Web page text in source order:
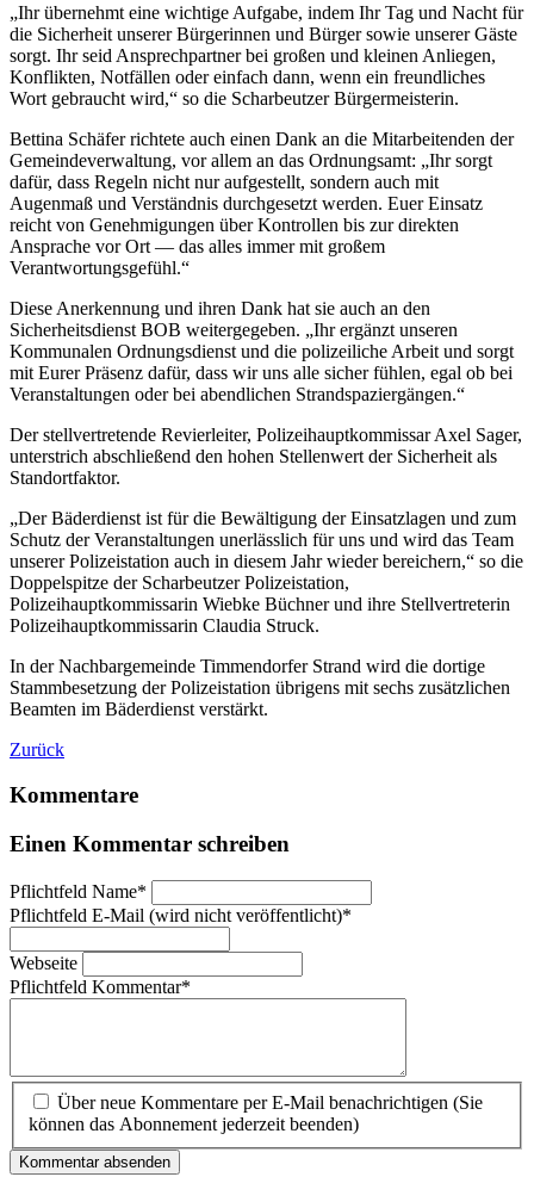
„Ihr übernehmt eine wichtige Aufgabe, indem Ihr Tag und Nacht für
die Sicherheit unserer Bürgerinnen und Bürger sowie unserer Gäste
sorgt. Ihr seid Ansprechpartner bei großen und kleinen Anliegen,
Konflikten, Notfällen oder einfach dann, wenn ein freundliches
Wort gebraucht wird,“ so die Scharbeutzer Bürgermeisterin.
Bettina Schäfer richtete auch einen Dank an die Mitarbeitenden der
Gemeindeverwaltung, vor allem an das Ordnungsamt: „Ihr sorgt
dafür, dass Regeln nicht nur aufgestellt, sondern auch mit
Augenmaß und Verständnis durchgesetzt werden. Euer Einsatz
reicht von Genehmigungen über Kontrollen bis zur direkten
Ansprache vor Ort — das alles immer mit großem
Verantwortungsgefühl.“
Diese Anerkennung und ihren Dank hat sie auch an den
Sicherheitsdienst BOB weitergegeben. „Ihr ergänzt unseren
Kommunalen Ordnungsdienst und die polizeiliche Arbeit und sorgt
mit Eurer Präsenz dafür, dass wir uns alle sicher fühlen, egal ob bei
Veranstaltungen oder bei abendlichen Strandspaziergängen.“
Der stellvertretende Revierleiter, Polizeihauptkommissar Axel Sager,
unterstrich abschließend den hohen Stellenwert der Sicherheit als
Standortfaktor.
„Der Bäderdienst ist für die Bewältigung der Einsatzlagen und zum
Schutz der Veranstaltungen unerlässlich für uns und wird das Team
unserer Polizeistation auch in diesem Jahr wieder bereichern,“ so die
Doppelspitze der Scharbeutzer Polizeistation,
Polizeihauptkommissarin Wiebke Büchner und ihre Stellvertreterin
Polizeihauptkommissarin Claudia Struck.
In der Nachbargemeinde Timmendorfer Strand wird die dortige
Stammbesetzung der Polizeistation übrigens mit sechs zusätzlichen
Beamten im Bäderdienst verstärkt.
Zurück
Kommentare
Einen Kommentar schreiben
Pflichtfeld Name*
Pflichtfeld E-Mail (wird nicht veröffentlicht)*
Webseite
Pflichtfeld Kommentar*
Über neue Kommentare per E-Mail benachrichtigen (Sie
können das Abonnement jederzeit beenden)
Kommentar absenden